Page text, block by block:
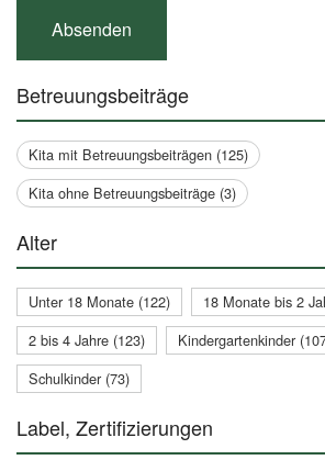
Betreuungsbeiträge
Kita mit Betreuungsbeiträgen (125)
Kita ohne Betreuungsbeiträge (3)
Alter
Unter 18 Monate (122)
18 Monate bis 2
2 bis 4 Jahre (123)
Kindergartenkinder
Schulkinder (73)
Label, Zertifizierungen